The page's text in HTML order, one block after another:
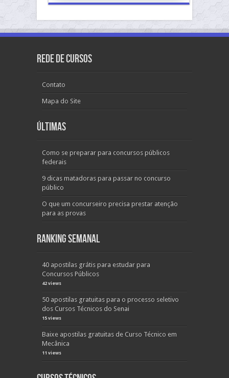
Rede de Cursos
Contato
Mapa do Site
Últimas
Como se preparar para concursos públicos
federais
9 dicas matadoras para passar no concurso
público
O que um concurseiro precisa prestar atenção
para as provas
Ranking Semanal
40 apostilas grátis para estudar para
Concursos Públicos
42 views
50 apostilas gratuitas para o processo seletivo
dos Cursos Técnicos do Senai
15 views
Baixe apostilas gratuitas de Curso Técnico em
Mecânica
11 views